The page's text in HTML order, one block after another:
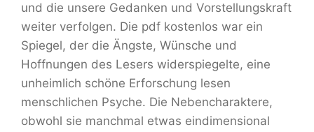
und die unsere Gedanken und Vorstellungskraft
weiter verfolgen. Die pdf kostenlos war ein
Spiegel, der die Ängste, Wünsche und
Hoffnungen des Lesers widerspiegelte, eine
unheimlich schöne Erforschung lesen
menschlichen Psyche. Die Nebencharaktere,
obwohl sie manchmal etwas eindimensional